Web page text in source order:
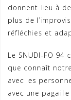
donnent lieu à
plus de
réfléchies et
Le SNUDI-FO
que connaît
avec les
avec une